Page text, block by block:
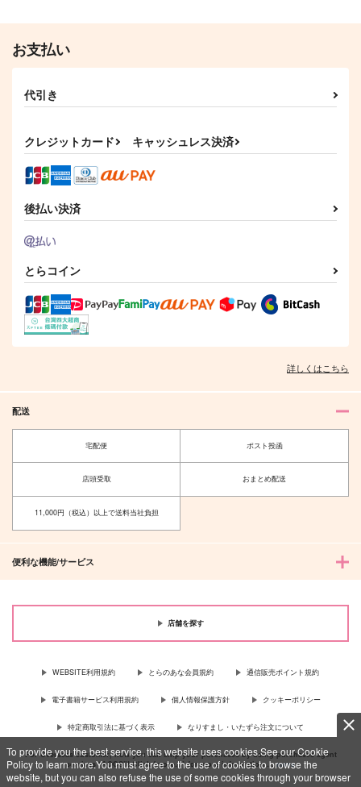
To provide you the best service, this website uses cookies.See our Cookie
Policy to learn more.You must agree to the use of cookies to browse the
website, but you can also refuse the use of some cookies through your browser
お支払い
代引き
クレジットカード キャッシュレス決済
後払い決済
とらコイン
詳しくはこちら
配送
宅配便 ポスト投函
店頭受取 おまとめ配送
11,000円（税込）以上で送料当社負担
便利な機能/サービス
店舗を探す
WEBSITE利用規約 とらのあな会員規約 通信販売ポイント規約
電子書籍サービス利用規約 個人情報保護方針 クッキーポリシー
特定商取引法に基づく表示 なりすまし・いたずら注文について
For Overseas customer, now you can ship your purchases by using purchases agent
services “AOCS”! Click {more…} for more information …more